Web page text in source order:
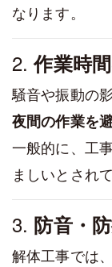
なります。
2.作業時
騒音や振動の
夜間の作業を
一般的に、工
ましいとされ
3. 防音・
解体工事では、